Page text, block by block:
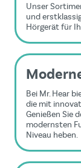
Unser
und
Hörgerät für
Bei Mr. Hear
die mit
Genießen Sie
modernsten
Niveau heben.